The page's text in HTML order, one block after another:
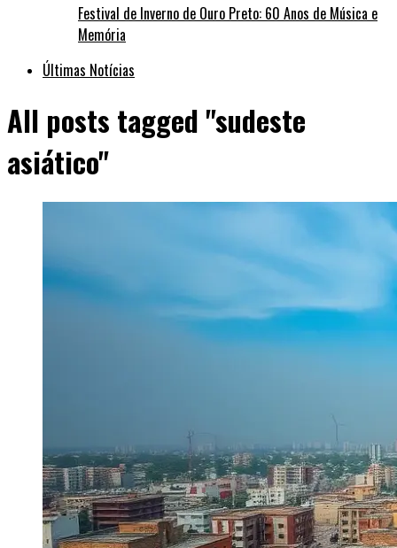
Festival de Inverno de Ouro Preto: 60 Anos de Música e
Memória
Últimas Notícias
All posts tagged "sudeste
asiático"